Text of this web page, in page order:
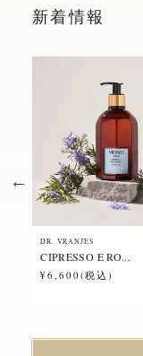
新着情報
DR. VRANJES
CIPRESSO E RO...
¥6,600(税込)